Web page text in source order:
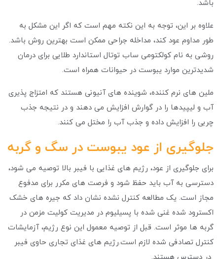
باشد.
علاوه بر این، توجه به این نکته مهم است که اگر این مشکل به
طور مداوم عود کند، مداخله جراحی ممکن است بهترین روش باشد.
روشی به نام کولکتومی ساب توتال استاندارد طلایی برای درمان
شدیدترین موارد یبوست در حیوانات همراه است.
ملین های نرم کننده، شوینده های آنیونی هستند که امتزاج پذیری
آب و لیپیدها را در گوارش افزایش می دهند و در نتیجه جذب
چربی را افزایش داده و جذب آب را مختل می کنند.
جلوگیری از عود یبوست در سگ و گربه
برای جلوگیری از عود، رژیم های غذایی با فیبر بالا توصیه می شود،
دسترسی به آب باید حفظ شود و فرصت های مکرر برای مدفوع
مجاز است. یک مطالعه کنترل نشده نشان داد که جیره های خشک
اکسترود شده غنی شده با پسیلیوم در مدیریت کولیت مزمن در
گربه ها موثر است. قبل از توصیه معمول این نوع رژیم، آزمایشات
کنترل تصادفی شده لازم است.رژیم های غذای تجاری حاوی فیبر